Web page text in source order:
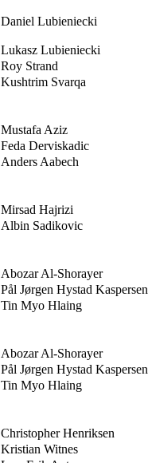
Daniel Lubieniecki
Lukasz Lubieniecki
Roy Strand
Kushtrim Svarqa
Mustafa Aziz
Feda Derviskadic
Anders Aabech
Mirsad Hajrizi
Albin Sadikovic
Abozar Al-Shorayer
Pål Jørgen Hystad Kaspersen
Tin Myo Hlaing
Abozar Al-Shorayer
Pål Jørgen Hystad Kaspersen
Tin Myo Hlaing
Christopher Henriksen
Kristian Witnes